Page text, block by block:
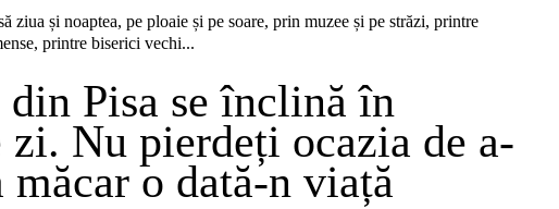
ziua și noaptea, pe ploaie și pe soare, prin muzee și pe străzi, printre
printre biserici vechi...
Pisa se înclină în
zi. Nu pierdeți ocazia de a-
o dată-n viață